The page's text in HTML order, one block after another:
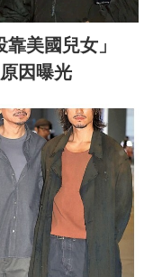
靠美國兒女」
因曝光